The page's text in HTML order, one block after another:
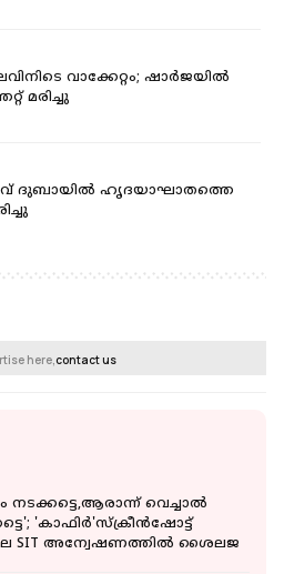
വാക്കേറ്റം; ഷാർജയിൽ
മരിച്ചു
ദുബായിൽ ഹൃദയാഘാതത്തെ
here,contact us
വെച്ചാൽ
'കാഫിർ'സ്‌ക്രീൻഷോട്ട്
SIT അന്വേഷണത്തിൽ ശൈലജ